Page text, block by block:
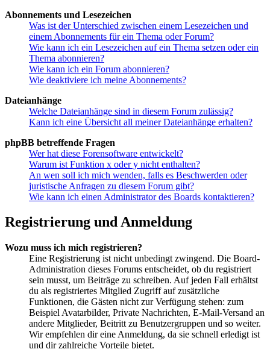
Abonnements und Lesezeichen
Was ist der Unterschied zwischen einem Lesezeichen und
einem Abonnements für ein Thema oder Forum?
Wie kann ich ein Lesezeichen auf ein Thema setzen oder ein
Thema abonnieren?
Wie kann ich ein Forum abonnieren?
Wie deaktiviere ich meine Abonnements?
Dateianhänge
Welche Dateianhänge sind in diesem Forum zulässig?
Kann ich eine Übersicht all meiner Dateianhänge erhalten?
phpBB betreffende Fragen
Wer hat diese Forensoftware entwickelt?
Warum ist Funktion x oder y nicht enthalten?
An wen soll ich mich wenden, falls es Beschwerden oder
juristische Anfragen zu diesem Forum gibt?
Wie kann ich einen Administrator des Boards kontaktieren?
Registrierung und Anmeldung
Wozu muss ich mich registrieren?
Eine Registrierung ist nicht unbedingt zwingend. Die Board-
Administration dieses Forums entscheidet, ob du registriert
sein musst, um Beiträge zu schreiben. Auf jeden Fall erhältst
du als registriertes Mitglied Zugriff auf zusätzliche
Funktionen, die Gästen nicht zur Verfügung stehen: zum
Beispiel Avatarbilder, Private Nachrichten, E-Mail-Versand an
andere Mitglieder, Beitritt zu Benutzergruppen und so weiter.
Wir empfehlen dir eine Anmeldung, da sie schnell erledigt ist
und dir zahlreiche Vorteile bietet.